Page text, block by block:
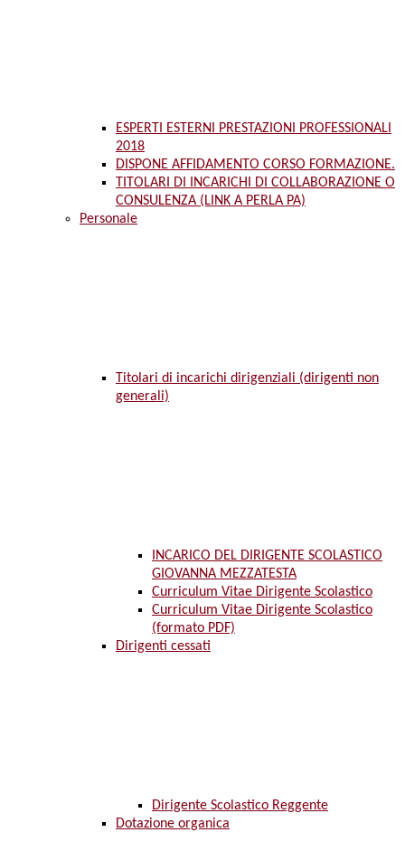
ESPERTI ESTERNI PRESTAZIONI PROFESSIONALI
2018
DISPONE AFFIDAMENTO CORSO FORMAZIONE.
TITOLARI DI INCARICHI DI COLLABORAZIONE O
CONSULENZA (LINK A PERLA PA)
Personale
Titolari di incarichi dirigenziali (dirigenti non
generali)
INCARICO DEL DIRIGENTE SCOLASTICO
GIOVANNA MEZZATESTA
Curriculum Vitae Dirigente Scolastico
Curriculum Vitae Dirigente Scolastico
(formato PDF)
Dirigenti cessati
Dirigente Scolastico Reggente
Dotazione organica